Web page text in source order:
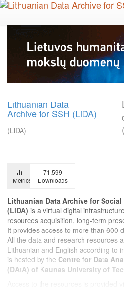
Skip
main
Lithuanian Data
Archive for SSH (LiDA)
(LiDA)
Metrics
71,599
Downloads
Lithuanian Data Archive for
(LiDA) is a virtual digital
resources acquisition, long-term
It provides access to more than 600
All the data and research resources
Lithuanian and English according to
is hosted by the Centre for Data
(DAtA) of Kaunas University of